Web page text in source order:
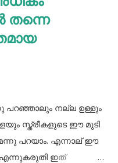
ചോദ്യം ചെയ്തു.
തന്നെ
നല്ല ഉള്ളും
സ്ത്രീകളുടെ ഈ മുടി
പറയാം. എന്നാല് ഈ
എന്നുകരുതി ഇത്